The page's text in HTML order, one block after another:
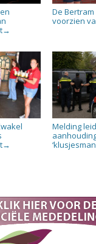
→
De
voorzien
→
Melding